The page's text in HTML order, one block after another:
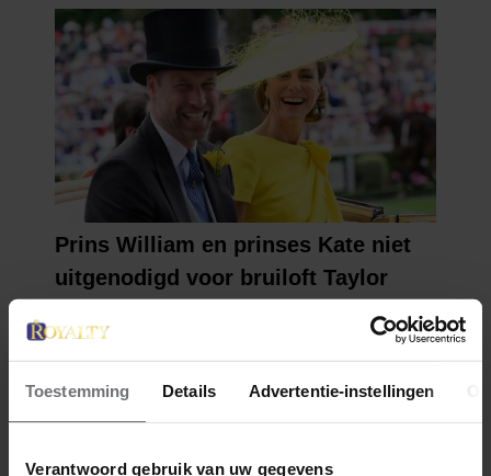
Toestemming Details Advertentie-instellingen
Verantwoord gebruik van uw gegevens